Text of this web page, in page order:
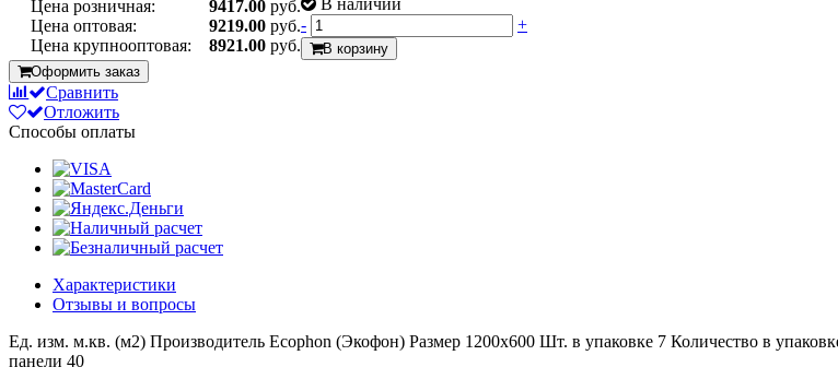
Цена розничная: 9417.00 руб.
Цена оптовая:
9219.00 руб.
Цена крупнооптовая:
8921.00 руб.
-
+
В корзину
Оформить заказ
Сравнить
Отложить
Способы оплаты
Характеристики
Отзывы и вопросы
Ед. изм. м.кв. (м2) Производитель Ecophon (Экофон) Размер 1200х600 Шт. в упаковке 7 Количество в
панели 40